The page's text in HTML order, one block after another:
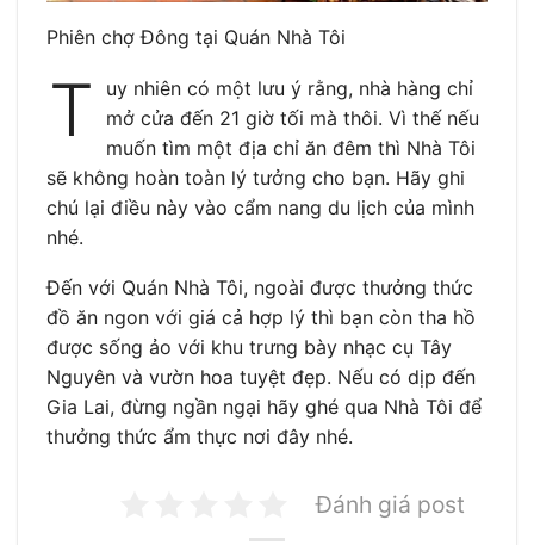
Phiên chợ Đông tại Quán Nhà Tôi
T
uy nhiên có một lưu ý rằng, nhà hàng chỉ
mở cửa đến 21 giờ tối mà thôi. Vì thế nếu
muốn tìm một địa chỉ ăn đêm thì Nhà Tôi
sẽ không hoàn toàn lý tưởng cho bạn. Hãy ghi
chú lại điều này vào cẩm nang du lịch của mình
nhé.
Đến với Quán Nhà Tôi, ngoài được thưởng thức
đồ ăn ngon với giá cả hợp lý thì bạn còn tha hồ
được sống ảo với khu trưng bày nhạc cụ Tây
Nguyên và vườn hoa tuyệt đẹp. Nếu có dịp đến
Gia Lai, đừng ngần ngại hãy ghé qua Nhà Tôi để
thưởng thức ẩm thực nơi đây nhé.
Đánh giá post